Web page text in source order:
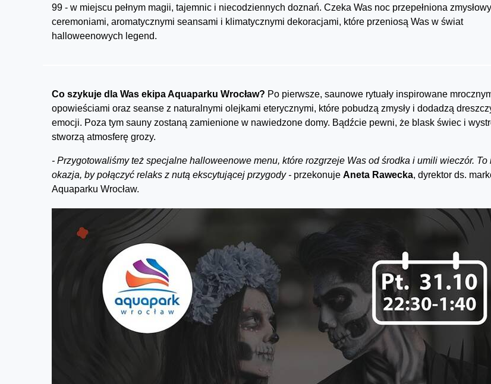
99 - w miejscu pełnym magii, tajemnic i niecodziennych doznań. Czeka Was noc przepełniona
ceremoniami, aromatycznymi seansami i klimatycznymi dekoracjami, które przeniosą Was w świat
halloweenowych legend.
Co szykuje dla Was ekipa Aquaparku Wrocław? Po pierwsze, saunowe rytuały inspirowane
opowieściami oraz seanse z naturalnymi olejkami eterycznymi, które pobudzą zmysły i dodadzą
emocji. Poza tym sauny zostaną zamienione w nawiedzone domy. Bądźcie pewni, że blask świec i
stworzą atmosferę grozy.
- Przygotowaliśmy też specjalne halloweenowe menu, które rozgrzeje Was od środka i umili wieczór. To
okazja, by połączyć relaks z nutą ekscytującej przygody - przekonuje Aneta Rawecka, dyrektor ds.
Aquaparku Wrocław.